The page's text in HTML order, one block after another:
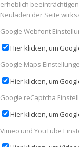
erheblich
Neuladen der Seite
Google Webfont
Hier klicken, um
Google Maps
Hier klicken, um
Google reCaptcha
Hier klicken, um
Vimeo und YouTube